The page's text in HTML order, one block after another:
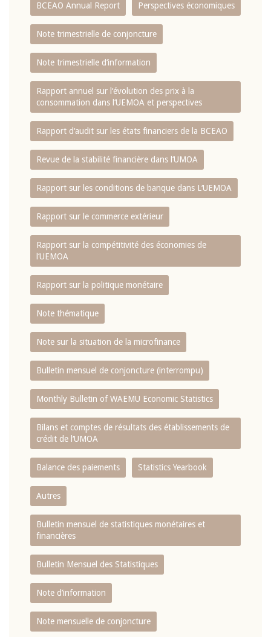
BCEAO Annual Report Perspectives économiques
Note trimestrielle de conjoncture
Note trimestrielle d‘information
Rapport annuel sur l‘évolution des prix à la
consommation dans l‘UEMOA et perspectives
Rapport d‘audit sur les états financiers de la BCEAO
Revue de la stabilité financière dans l‘UMOA
Rapport sur les conditions de banque dans L‘UEMOA
Rapport sur le commerce extérieur
Rapport sur la compétitivité des économies de
l‘UEMOA
Rapport sur la politique monétaire
Note thématique
Note sur la situation de la microfinance
Bulletin mensuel de conjoncture (interrompu)
Monthly Bulletin of WAEMU Economic Statistics
Bilans et comptes de résultats des établissements de
crédit de l‘UMOA
Balance des paiements Statistics Yearbook
Autres
Bulletin mensuel de statistiques monétaires et
financières
Bulletin Mensuel des Statistiques
Note d’information
Note mensuelle de conjoncture